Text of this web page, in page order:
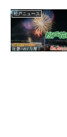
松戸ニュース